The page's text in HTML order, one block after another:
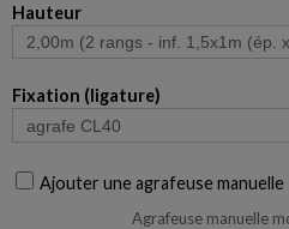
Hauteur
Fixation (ligature)
Ajouter une agrafeuse manuelle
Agrafeuse manuelle